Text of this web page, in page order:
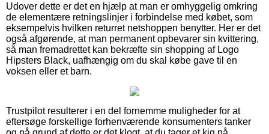
Udover dette er det en hjælp at man er omhyggelig omkring
de elementære retningslinjer i forbindelse med købet, som
eksempelvis hvilken returret netshoppen benytter. Her er det
også afgørende, at man permanent opbevarer sin kvittering,
så man fremadrettet kan bekræfte sin shopping af Logo
Hipsters Black, uafhængig om du skal købe gave til en
voksen eller et barn.
Trustpilot resulterer i en del fornemme muligheder for at
eftersøge forskellige forhenværende konsumenters tanker